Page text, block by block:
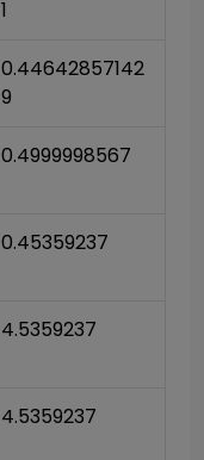
1
0.44642857142
9
0.4999998567
0.45359237
4.5359237
4.5359237